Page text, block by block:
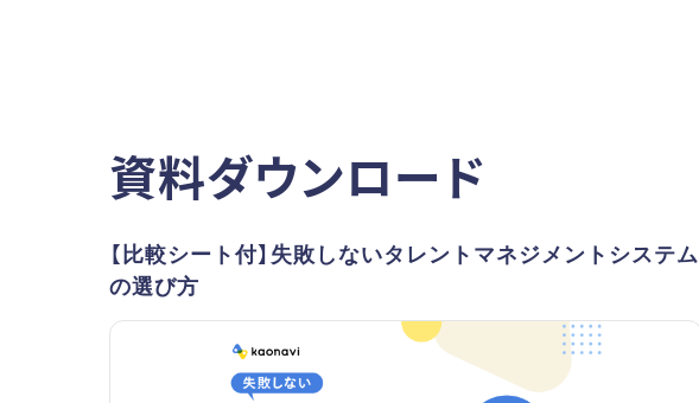
資料ダウンロード
【比較シート付】失敗しないタレントマネジメントシステム
の選び方